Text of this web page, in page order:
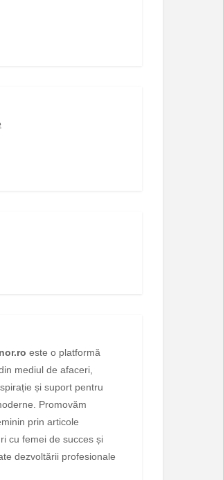
este o platformă
mediul de afaceri,
și suport pentru
Promovăm
prin articole
cu femei de succes și
dezvoltării profesionale